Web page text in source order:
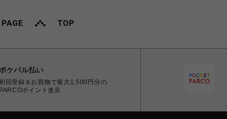
ケパル払い
回登録＆お買物で最大1,500円分の
PARCOポイント進呈